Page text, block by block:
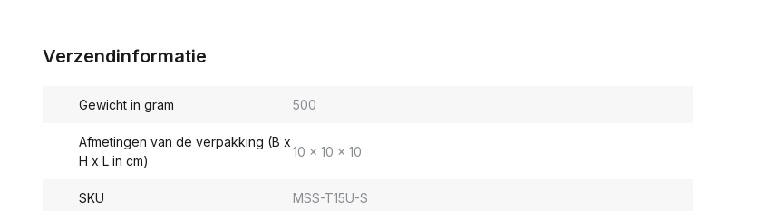
Verzendinformatie
Gewicht in gram 500
Afmetingen van de verpakking (B x
H x L in cm)
10 x 10 x 10
SKU MSS-T15U-S